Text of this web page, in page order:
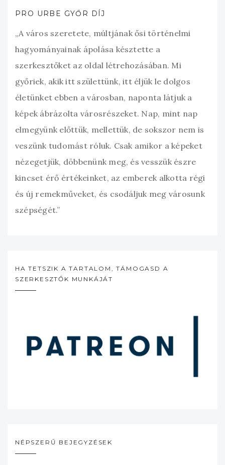
PRO URBE GYŐR DÍJ
„A város szeretete, múltjának ősi történelmi
hagyományainak ápolása késztette a
szerkesztőket az oldal létrehozásában. Mi
győriek, akik itt születtünk, itt éljük le dolgos
életünket ebben a városban, naponta látjuk a
képek ábrázolta városrészeket. Nap, mint nap
elmegyünk előttük, mellettük, de sokszor nem is
veszünk tudomást róluk. Csak amikor a képeket
nézegetjük, döbbenünk meg, és vesszük észre
kincset érő értékeinket, az emberek alkotta régi
és új remekműveket, és csodáljuk meg városunk
szépségét.”
HA TETSZIK A TARTALOM, TÁMOGASD A
SZERKESZTŐK MUNKÁJÁT
NÉPSZERŰ BEJEGYZÉSEK